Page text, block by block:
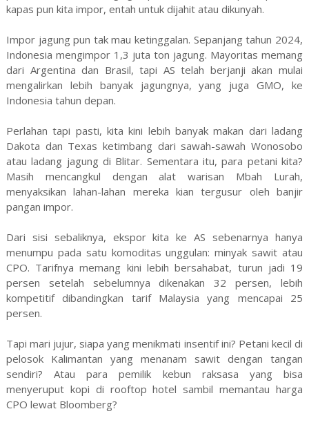
kapas pun kita impor, entah untuk dijahit atau dikunyah.
Impor jagung pun tak mau ketinggalan. Sepanjang tahun 2024,
Indonesia mengimpor 1,3 juta ton jagung. Mayoritas memang
dari Argentina dan Brasil, tapi AS telah berjanji akan mulai
mengalirkan lebih banyak jagungnya, yang juga GMO, ke
Indonesia tahun depan.
Perlahan tapi pasti, kita kini lebih banyak makan dari ladang
Dakota dan Texas ketimbang dari sawah-sawah Wonosobo
atau ladang jagung di Blitar. Sementara itu, para petani kita?
Masih mencangkul dengan alat warisan Mbah Lurah,
menyaksikan lahan-lahan mereka kian tergusur oleh banjir
pangan impor.
Dari sisi sebaliknya, ekspor kita ke AS sebenarnya hanya
menumpu pada satu komoditas unggulan: minyak sawit atau
CPO. Tarifnya memang kini lebih bersahabat, turun jadi 19
persen setelah sebelumnya dikenakan 32 persen, lebih
kompetitif dibandingkan tarif Malaysia yang mencapai 25
persen.
Tapi mari jujur, siapa yang menikmati insentif ini? Petani kecil di
pelosok Kalimantan yang menanam sawit dengan tangan
sendiri? Atau para pemilik kebun raksasa yang bisa
menyeruput kopi di rooftop hotel sambil memantau harga
CPO lewat Bloomberg?